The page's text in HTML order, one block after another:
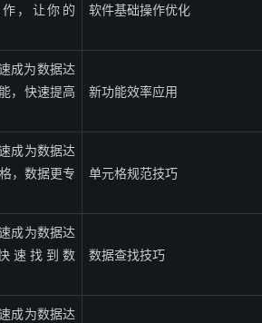
，让你的
软件基础操作优化
成为数据达
，快速提高
新功能效率应用
成为数据达
，数据更专
单元格规范技巧
成为数据达
速找到数
数据查找技巧
成为数据达